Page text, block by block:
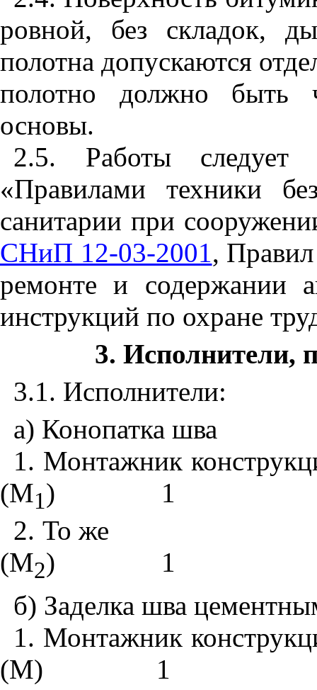
ровной, без складок,
полотна допускаются
полотно должно быть
основы.
2.5. Работы следует
«Правилами техники
санитарии при
СНиП 12-03-2001, Правил
ремонте и содержании
инструкций по охране
3. Исполнители,
3.1. Исполнители:
а) Конопатка шва
1. Монтажник
(М1)
1
2. То же
(М2)
1
б) Заделка шва
1. Монтажник
(М)
1